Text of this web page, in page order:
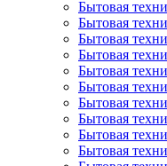
Бытовая
Бытовая
Бытовая
Бытовая
Бытовая
Бытовая
Бытовая
Бытовая
Бытовая
Бытовая